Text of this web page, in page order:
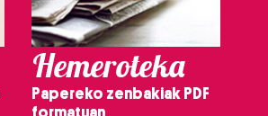
Hemeroteka
Papereko zenbakiak PDF
formatuan